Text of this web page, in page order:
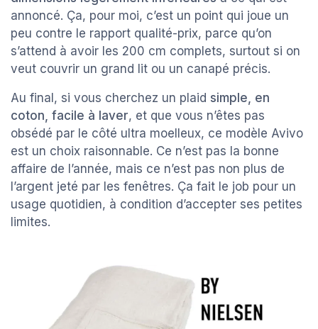
annoncé. Ça, pour moi, c’est un point qui joue un
peu contre le rapport qualité-prix, parce qu’on
s’attend à avoir les 200 cm complets, surtout si on
veut couvrir un grand lit ou un canapé précis.
Au final, si vous cherchez un plaid simple, en
coton, facile à laver, et que vous n’êtes pas
obsédé par le côté ultra moelleux, ce modèle Avivo
est un choix raisonnable. Ce n’est pas la bonne
affaire de l’année, mais ce n’est pas non plus de
l’argent jeté par les fenêtres. Ça fait le job pour un
usage quotidien, à condition d’accepter ses petites
limites.